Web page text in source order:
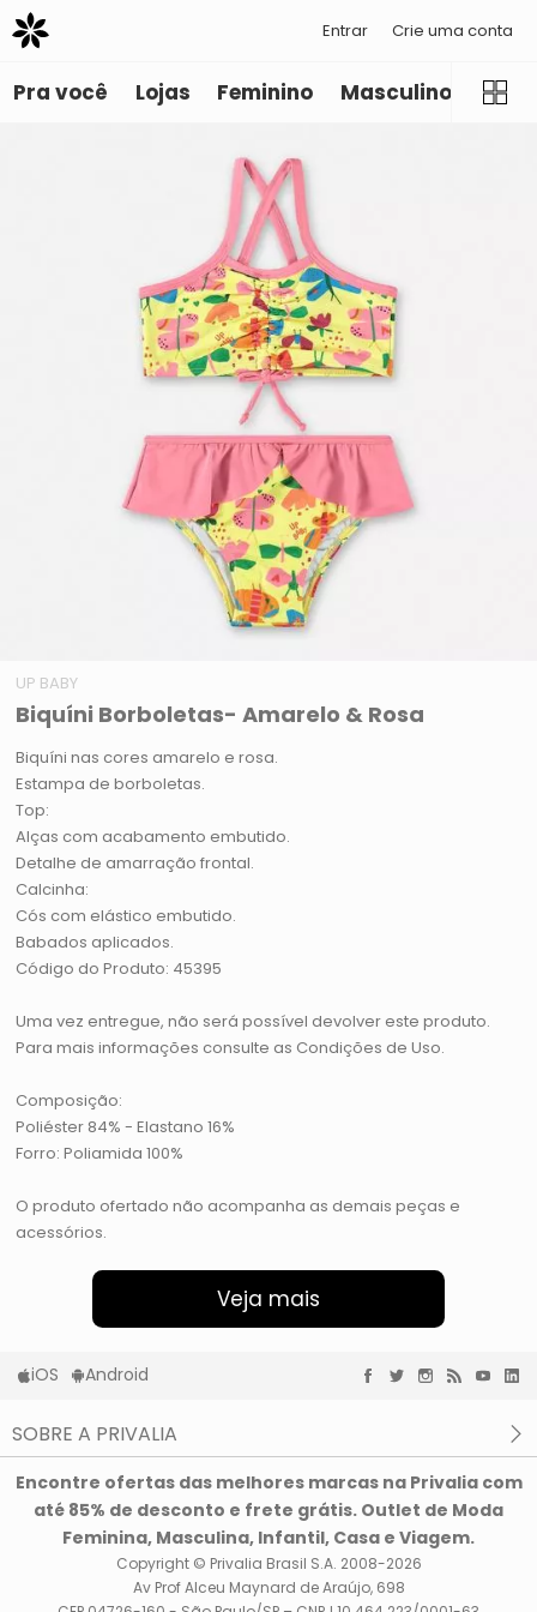
Entrar Crie uma conta
Pra você Lojas Feminino Masculino
UP BABY
Biquíni Borboletas- Amarelo & Rosa
Biquíni nas cores amarelo e rosa.
Estampa de borboletas.
Top:
Alças com acabamento embutido.
Detalhe de amarração frontal.
Calcinha:
Cós com elástico embutido.
Babados aplicados.
Código do Produto: 45395
Uma vez entregue, não será possível devolver este produto.
Para mais informações consulte as Condições de Uso.
Composição:
Poliéster 84% - Elastano 16%
Forro: Poliamida 100%
O produto ofertado não acompanha as demais peças e
acessórios.
Veja mais
iOS Android
SOBRE A PRIVALIA
Privacidade e Cookies
Condições de uso
Encontre ofertas das melhores marcas na Privalia com
até 85% de desconto e frete grátis. Outlet de Moda
Feminina, Masculina, Infantil, Casa e Viagem.
Copyright © Privalia Brasil S.A. 2008-2026
Av Prof Alceu Maynard de Araújo, 698